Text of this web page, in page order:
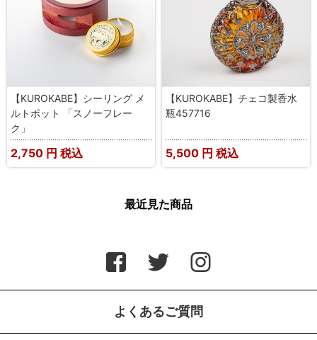
【KUROKABE】シーリング メ
ルトポット 「スノーフレー
ク」
2,750 円 税込
【KUROKABE】チェコ製香水
瓶457716
5,500 円 税込
最近見た商品
よくあるご質問